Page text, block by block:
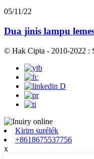
05/11/22
Dua jinis lampu
© Hak Cipta - 2010-2022 :
Kirim surélék
+8618675537756
x